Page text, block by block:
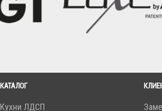
КАТАЛОГ
Кухни ЛДСП